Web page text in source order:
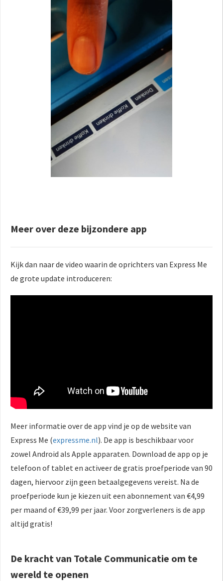
Meer over deze bijzondere app
Kijk dan naar de video waarin de oprichters van Express Me
de grote update introduceren:
Meer informatie over de app vind je op de website van
Express Me (expressme.nl). De app is beschikbaar voor
zowel Android als Apple apparaten. Download de app op je
telefoon of tablet en activeer de gratis proefperiode van 90
dagen, hiervoor zijn geen betaalgegevens vereist. Na de
proefperiode kun je kiezen uit een abonnement van €4,99
per maand of €39,99 per jaar. Voor zorgverleners is de app
altijd gratis!
De kracht van Totale Communicatie om te
wereld te openen